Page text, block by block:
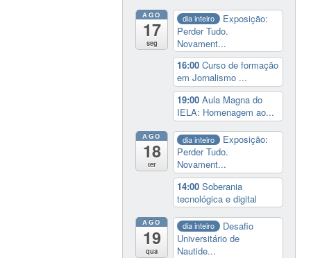
AGO
17
seg
dia inteiro
Exposição:
Perder Tudo.
Novament...
16:00Curso de formação
em Jornalismo ...
19:00Aula Magna do
IELA: Homenagem ao...
AGO
18
ter
dia inteiro
Exposição:
Perder Tudo.
Novament...
14:00Soberania
tecnológica e digital
AGO
19
qua
dia inteiro
Desafio
Universitário de
Nautide...